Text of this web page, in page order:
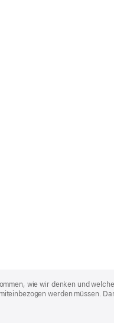
wie wir denken und
werden müssen.